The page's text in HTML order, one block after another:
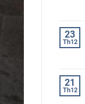
23
Th12
21
Th12